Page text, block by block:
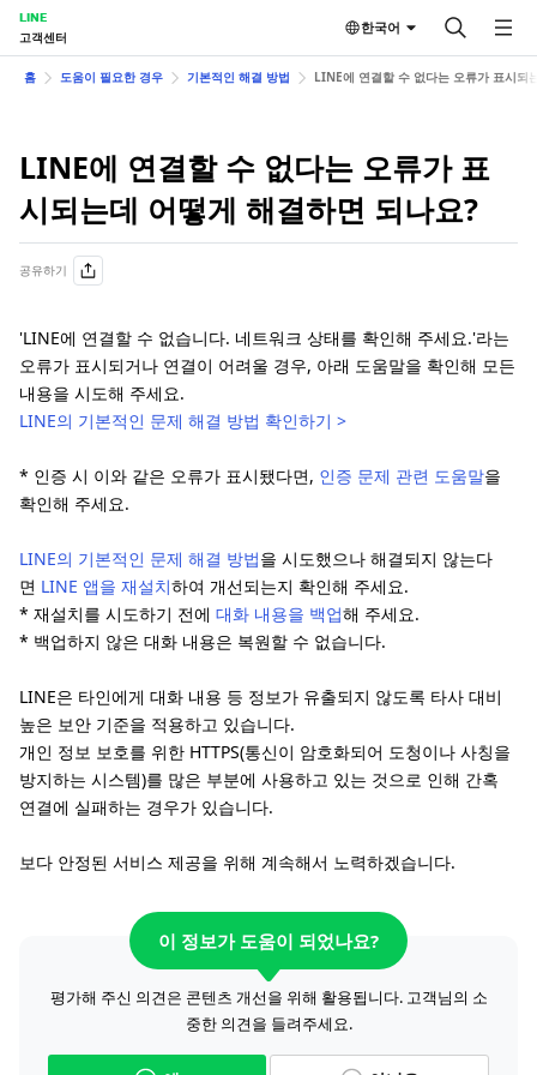
LINE
고객센터
한국어
홈 도움이 필요한 경우 기본적인 해결 방법 LINE에 연결할 수 없다는 오류가 표시되
LINE에 연결할 수 없다는 오류가 표
시되는데 어떻게 해결하면 되나요?
공유하기
'LINE에 연결할 수 없습니다. 네트워크 상태를 확인해 주세요.'라는
오류가 표시되거나 연결이 어려울 경우, 아래 도움말을 확인해 모든
내용을 시도해 주세요.
LINE의 기본적인 문제 해결 방법 확인하기 >
* 인증 시 이와 같은 오류가 표시됐다면, 인증 문제 관련 도움말을
확인해 주세요.
LINE의 기본적인 문제 해결 방법을 시도했으나 해결되지 않는다
면 LINE 앱을 재설치하여 개선되는지 확인해 주세요.
* 재설치를 시도하기 전에 대화 내용을 백업해 주세요.
* 백업하지 않은 대화 내용은 복원할 수 없습니다.
LINE은 타인에게 대화 내용 등 정보가 유출되지 않도록 타사 대비
높은 보안 기준을 적용하고 있습니다.
개인 정보 보호를 위한 HTTPS(통신이 암호화되어 도청이나 사칭을
방지하는 시스템)를 많은 부분에 사용하고 있는 것으로 인해 간혹
연결에 실패하는 경우가 있습니다.
보다 안정된 서비스 제공을 위해 계속해서 노력하겠습니다.
이 정보가 도움이 되었나요?
평가해 주신 의견은 콘텐츠 개선을 위해 활용됩니다. 고객님의 소
중한 의견을 들려주세요.